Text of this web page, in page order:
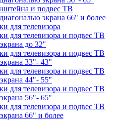
и подвес ТВ
экрана 66" и более
для телевизора
для телевизора и подвес ТВ
до 32"
для телевизора и подвес ТВ
33"- 43"
для телевизора и подвес ТВ
44"- 55"
для телевизора и подвес ТВ
56"- 65"
для телевизора и подвес ТВ
66" и более